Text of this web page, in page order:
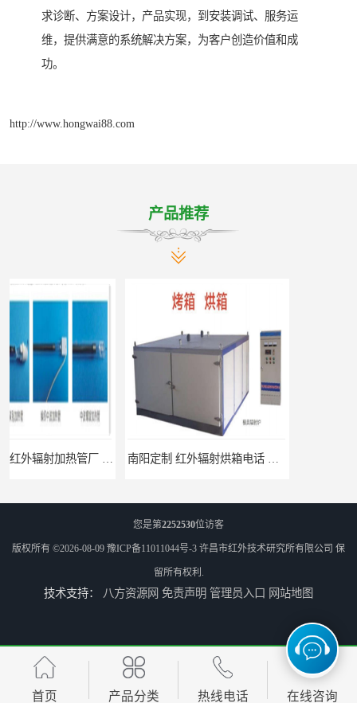
求诊断、方案设计，产品实现，到安装调试、服务运
维，提供满意的系统解决方案，为客户创造价值和成
功。
http://www.hongwai88.com
产品推荐
南阳定制 红外辐射烘箱电话 安装便捷 安阳红外辐射烘箱规格 实用性强
商丘340KW/㎡热环境试验装置供应 经济实用
您是第2252530位访客
版权所有 ©2026-08-09 豫ICP备11011044号-3 许昌市红外技术研究所有限公司 保
留所有权利.
技术支持： 八方资源网 免责声明 管理员入口 网站地图
首页 产品分类 热线电话 在线咨询